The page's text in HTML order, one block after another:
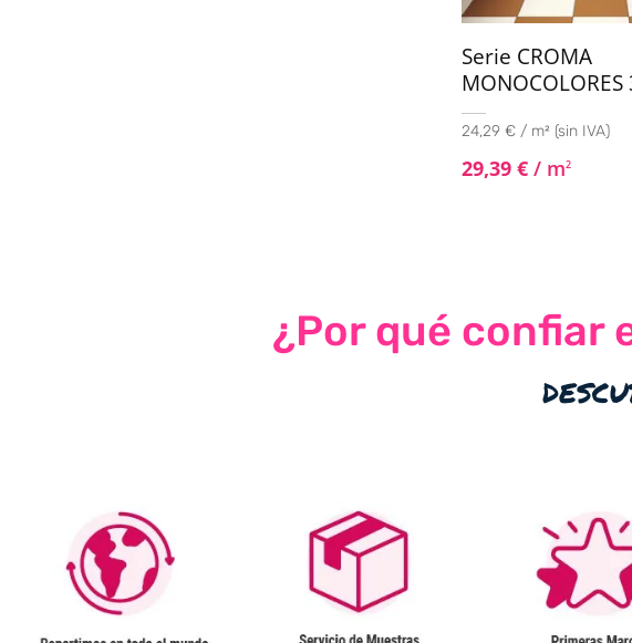
Serie CROMA
24,29 € / m² (sin IVA)
29,39 € / m2
¿Por qué confiar